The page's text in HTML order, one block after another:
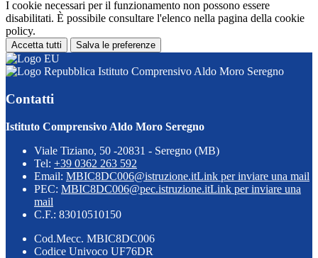
I cookie necessari per il funzionamento non possono essere
disabilitati. È possibile consultare l'elenco nella pagina della cookie
policy.
Accetta tutti Salva le preferenze
Istituto Comprensivo Aldo Moro Seregno
Contatti
Istituto Comprensivo Aldo Moro Seregno
Viale Tiziano, 50 -20831 - Seregno (MB)
Tel: +39 0362 263 592
Email: MBIC8DC006@istruzione.itLink per inviare una mail
PEC: MBIC8DC006@pec.istruzione.itLink per inviare una
mail
C.F.: 83010510150
Cod.Mecc. MBIC8DC006
Codice Univoco UF76DR